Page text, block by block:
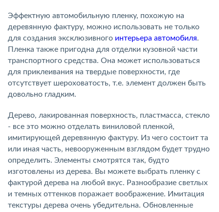
Эффектную автомобильную пленку, похожую на
деревянную фактуру, можно использовать не только
для создания эксклюзивного интерьера автомобиля.
Пленка также пригодна для отделки кузовной части
транспортного средства. Она может использоваться
для приклеивания на твердые поверхности, где
отсутствует шероховатость, т.е. элемент должен быть
довольно гладким.
Дерево, лакированная поверхность, пластмасса, стекло
- все это можно отделать виниловой пленкой,
имитирующей деревянную фактуру. Из чего состоит та
или иная часть, невооруженным взглядом будет трудно
определить. Элементы смотрятся так, будто
изготовлены из дерева. Вы можете выбрать пленку с
фактурой дерева на любой вкус. Разнообразие светлых
и темных оттенков поражает воображение. Имитация
текстуры дерева очень убедительна. Обновленные